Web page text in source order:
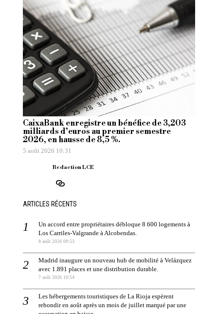
CaixaBank enregistre un bénéfice de 3,203
milliards d’euros au premier semestre
2026, en hausse de 8,5 %.
5 août 2026 10:31
Redaction LCE
ARTICLES RÉCENTS
Un accord entre propriétaires débloque 8 600 logements à
Los Carriles-Valgrande à Alcobendas.
8 août 2026 09:53
Madrid inaugure un nouveau hub de mobilité à Velázquez
avec 1.891 places et une distribution durable.
7 août 2026 10:54
Les hébergements touristiques de La Rioja espèrent
rebondir en août après un mois de juillet marqué par une